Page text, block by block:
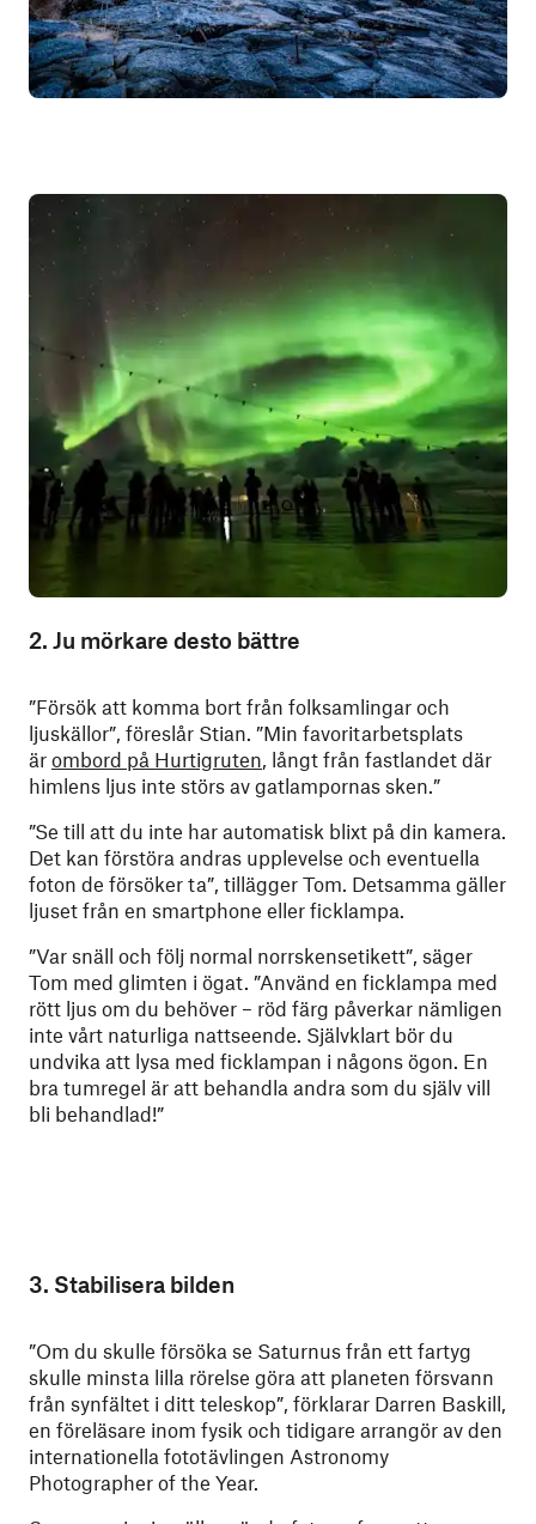
2. Ju mörkare desto bättre
”Försök att komma bort från folksamlingar och
ljuskällor”, föreslår Stian. ”Min favoritarbetsplats
är ombord på Hurtigruten, långt från fastlandet där
himlens ljus inte störs av gatlampornas sken.”
”Se till att du inte har automatisk blixt på din kamera.
Det kan förstöra andras upplevelse och eventuella
foton de försöker ta”, tillägger Tom. Detsamma gäller
ljuset från en smartphone eller ficklampa.
”Var snäll och följ normal norrskensetikett”, säger
Tom med glimten i ögat. ”Använd en ficklampa med
rött ljus om du behöver – röd färg påverkar nämligen
inte vårt naturliga nattseende. Självklart bör du
undvika att lysa med ficklampan i någons ögon. En
bra tumregel är att behandla andra som du själv vill
bli behandlad!”
3. Stabilisera bilden
”Om du skulle försöka se Saturnus från ett fartyg
skulle minsta lilla rörelse göra att planeten försvann
från synfältet i ditt teleskop”, förklarar Darren Baskill,
en föreläsare inom fysik och tidigare arrangör av den
internationella fototävlingen Astronomy
Photographer of the Year.